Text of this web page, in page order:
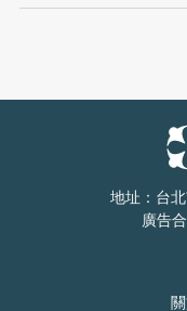
地址：台
廣告